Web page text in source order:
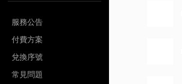
服務公告
付費方案
兌換序號
常見問題